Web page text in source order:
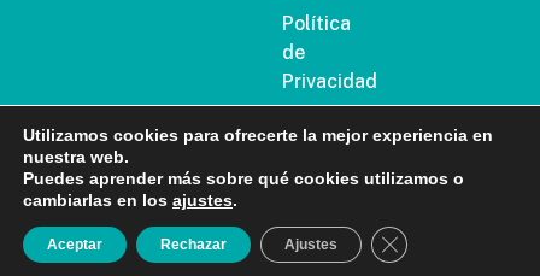
Política
de
Privacidad
Cookies
públicos
2025 COPYRIGHT
Utilizamos cookies para ofrecerte la mejor experiencia en
nuestra web.
Puedes aprender más sobre qué cookies utilizamos o
cambiarlas en los ajustes.
Aceptar Rechazar Ajustes Cerrar el banner